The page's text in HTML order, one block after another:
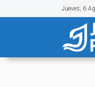
Jueves, 6